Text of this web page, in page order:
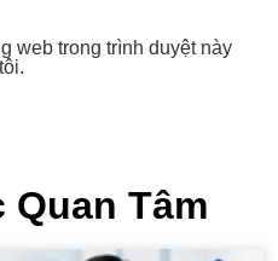
web trong trình duyệt này
Tâm